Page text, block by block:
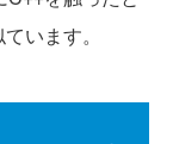
います。